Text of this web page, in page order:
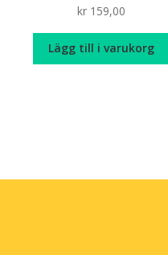
kr 159,00
Lägg till i varukorg